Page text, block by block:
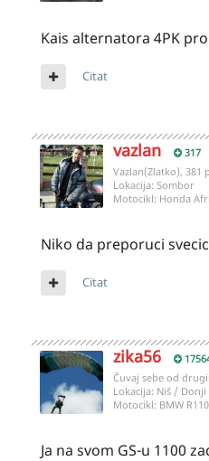
Kais alternatora 4PK
Citat
vazlan 317
Vazlan(Zlatko), 381
Lokacija: Sombor
Motocikl: Honda
Niko da preporuci
Citat
zika56
Čuvaj sebe od
Lokacija: Niš / Donji
Motocikl: BMW
Ja na svom GS-u 1100